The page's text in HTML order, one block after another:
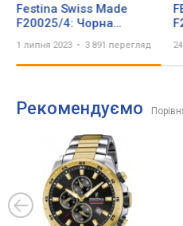
Festina Swiss Made
F20025/4: Чорна
Короткий огляд DEKA ⚫️
1 липня 2023 3 891 перегляд
Рекомендуємо